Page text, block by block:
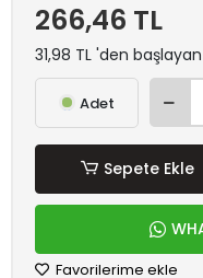
266,46 TL
31,98 TL 'den
Adet
Sepete Ekle
Favorilerime ekle